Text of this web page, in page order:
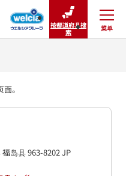
按都道府县搜
索
菜单
关闭
。
福岛县963-8202JP